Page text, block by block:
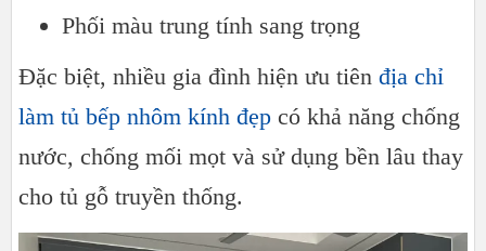
Phối màu trung tính sang trọng
Đặc biệt, nhiều gia đình hiện ưu tiên địa chỉ
làm tủ bếp nhôm kính đẹp có khả năng chống
nước, chống mối mọt và sử dụng bền lâu thay
cho tủ gỗ truyền thống.